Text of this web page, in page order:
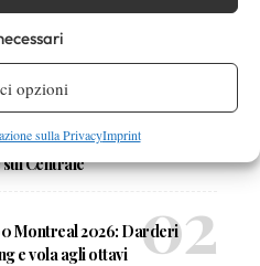
opzioni
sulla PrivacyImprint
Montreal 2026: programma,
di gioco venerdì 7 agosto.
Centrale
Montreal 2026: Darderi
e vola agli ottavi